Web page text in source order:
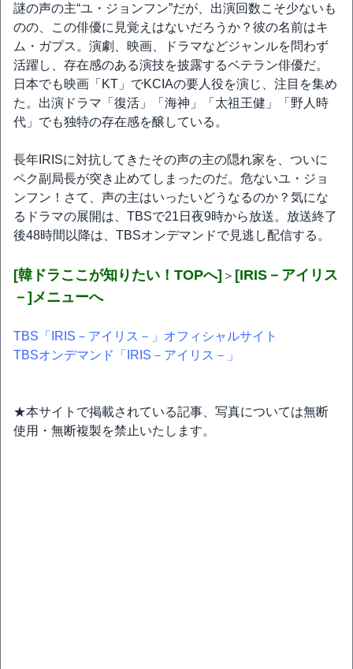
謎の声の主“ユ・ジョンフン”だが、出演回数こそ少ないも
のの、この俳優に見覚えはないだろうか？彼の名前はキ
ム・ガプス。演劇、映画、ドラマなどジャンルを問わず
活躍し、存在感のある演技を披露するベテラン俳優だ。
日本でも映画「KT」でKCIAの要人役を演じ、注目を集め
た。出演ドラマ「復活」「海神」「太祖王健」「野人時
代」でも独特の存在感を醸している。
長年IRISに対抗してきたその声の主の隠れ家を、ついに
ペク副局長が突き止めてしまったのだ。危ないユ・ジョ
ンフン！さて、声の主はいったいどうなるのか？気にな
るドラマの展開は、TBSで21日夜9時から放送。放送終了
後48時間以降は、TBSオンデマンドで見逃し配信する。
[韓ドラここが知りたい！TOPへ] ＞ [IRIS－アイリス
－]メニューへ
TBS「IRIS－アイリス－」オフィシャルサイト
TBSオンデマンド「IRIS－アイリス－」
★本サイトで掲載されている記事、写真については無断
使用・無断複製を禁止いたします。